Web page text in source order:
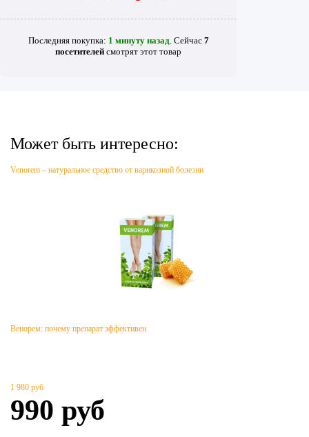
Последняя покупка: 1 минуту назад. Сейчас 7
посетителей смотрят этот товар
Может быть интересно:
Venorem – натуральное средство от варикозной болезни
Венорем: почему препарат эффективен
1 980 руб
990 руб